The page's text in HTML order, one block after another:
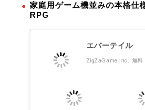
家庭用ゲーム機並みの本格仕
RPG
エバーテイル
ZigZaGame Inc. 無料